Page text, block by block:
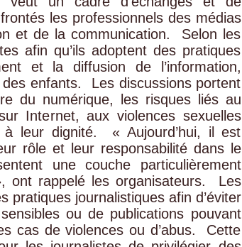
les professionnels des médias
et de la communication. ‎ ‎Selon les
afin qu’ils adoptent des pratiques
et la diffusion de l’information,
des enfants. ‎ ‎Les discussions portent
du numérique, les risques liés au
Internet, aux violences sexuelles
à leur dignité. ‎ ‎« Aujourd’hui, il est
rôle et leur responsabilité dans le
une couche particulièrement
ont rappelé les organisateurs. ‎ ‎Les
pratiques journalistiques afin d’éviter
ou de publications pouvant
cas de violences ou d’abus. ‎ ‎Cette